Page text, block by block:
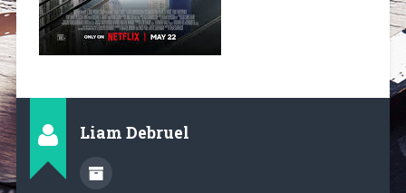
Liam Debruel